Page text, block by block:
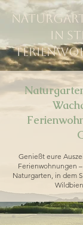
in
Genießt eure
Ferienwohnungen
Naturgarten, in dem